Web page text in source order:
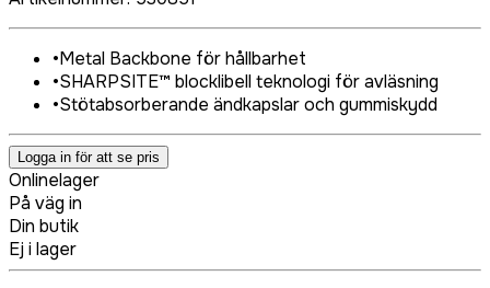
•Metal Backbone för hållbarhet
•SHARPSITE™ blocklibell teknologi för avläsning
•Stötabsorberande ändkapslar och gummiskydd
Logga in för att se pris
Onlinelager
På väg in
Din butik
Ej i lager